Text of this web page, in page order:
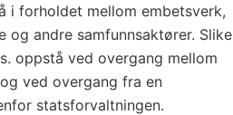
i forholdet mellom embetsverk,
og andre samfunnsaktører. Slike
oppstå ved overgang mellom
ved overgang fra en
statsforvaltningen.